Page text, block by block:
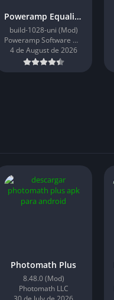
Poweramp Equalizer Premium
build-1028-uni (Mod)
Poweramp Software Design (Max MP)
4 de August de 2026
Photomath Plus
8.48.0 (Mod)
Photomath LLC